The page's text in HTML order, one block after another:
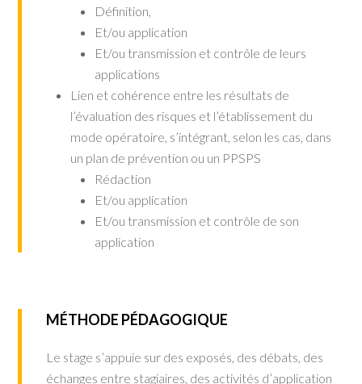
Définition,
Et/ou application
Et/ou transmission et contrôle de leurs
applications
Lien et cohérence entre les résultats de
l’évaluation des risques et l’établissement du
mode opératoire, s’intégrant, selon les cas, dans
un plan de prévention ou un PPSPS
Rédaction
Et/ou application
Et/ou transmission et contrôle de son
application
MÉTHODE PÉDAGOGIQUE
Le stage s’appuie sur des exposés, des débats, des
échanges entre stagiaires, des activités d’application